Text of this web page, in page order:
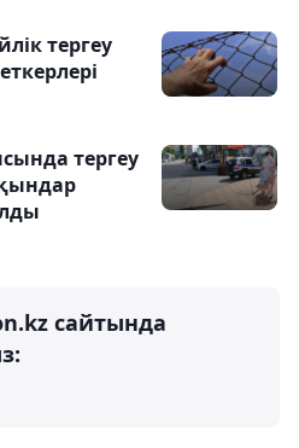
тергеу
тергеу
сайтында